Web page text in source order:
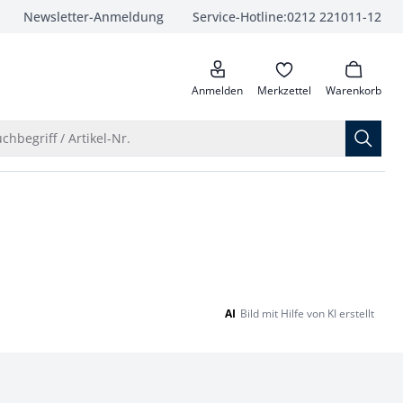
Newsletter-Anmeldung Service-Hotline:0212 221011-12
anrufen
Anmelden Merkzettel Warenkorb
/ Artikel-Nr.
AI Bild mit Hilfe von KI erstellt